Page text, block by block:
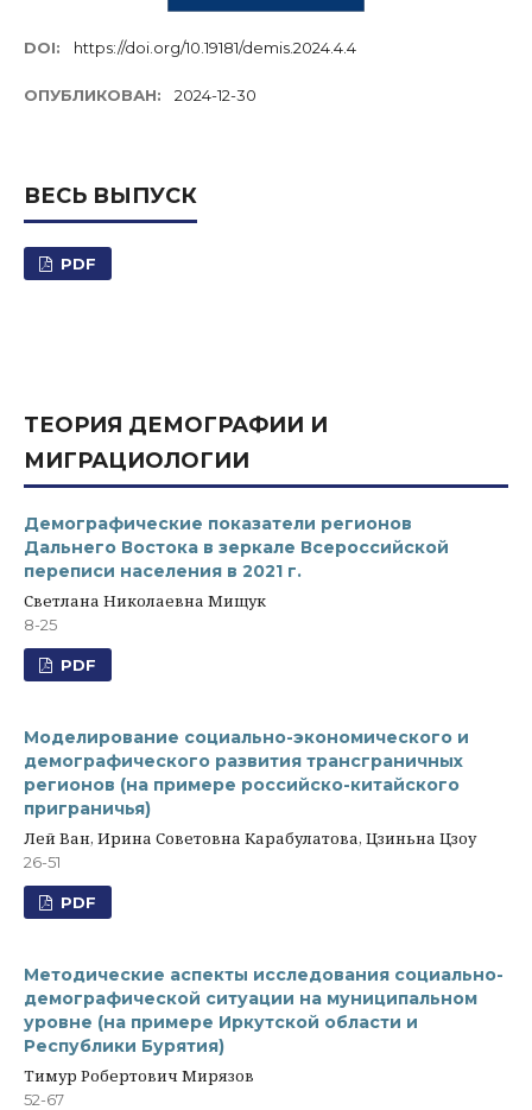
DOI: https://doi.org/10.19181/demis.2024.4.4
ОПУБЛИКОВАН: 2024-12-30
ВЕСЬ ВЫПУСК
PDF
ТЕОРИЯ ДЕМОГРАФИИ И
МИГРАЦИОЛОГИИ
Демографические показатели регионов
Дальнего Востока в зеркале Всероссийской
переписи населения в 2021 г.
Светлана Николаевна Мищук
8-25
PDF
Моделирование социально-экономического и
демографического развития трансграничных
регионов (на примере российско-китайского
приграничья)
Лей Ван, Ирина Советовна Карабулатова, Цзиньна Цзоу
26-51
PDF
Методические аспекты исследования социально-
демографической ситуации на муниципальном
уровне (на примере Иркутской области и
Республики Бурятия)
Тимур Робертович Мирязов
52-67